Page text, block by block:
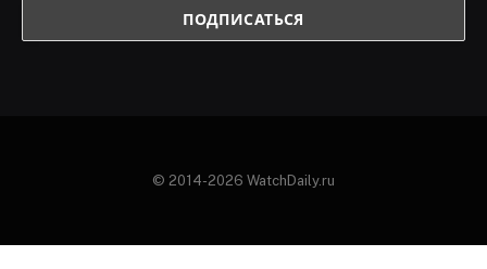
© 2014-2026 WatchDaily.ru